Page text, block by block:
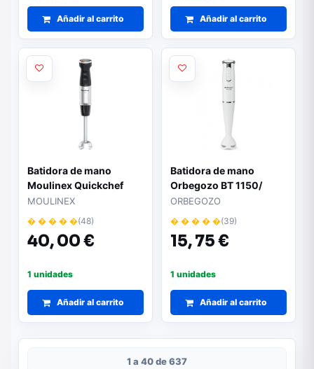
Añadir al carrito Añadir al carrito
Batidora de mano
Moulinex Quickchef
DD671810/ 1000W/ 20
Velocidades/ Capacidad
800ml
MOULINEX
� � � � �(48)
40,00 €
1 unidades
Añadir al carrito
Batidora de mano
Orbegozo BT 1150/
200W/ 2 Velocidades
ORBEGOZO
� � � � �(39)
15,75 €
1 unidades
Añadir al carrito
1 a 40 de 637